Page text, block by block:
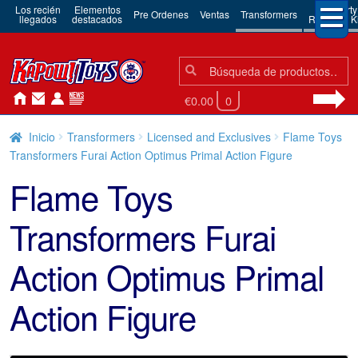
Los recién
llegados
Elementos
destacados Pre Ordenes Ventas Transformers 3rd Party
Robots &
Búsqueda:
Búsqueda
€0.00 0
Inicio Transformers Licensed and Exclusives
Flame Toys
Transformers Furai Action Optimus Primal Action Figure
Flame Toys
Transformers Furai
Action Optimus Primal
Action Figure